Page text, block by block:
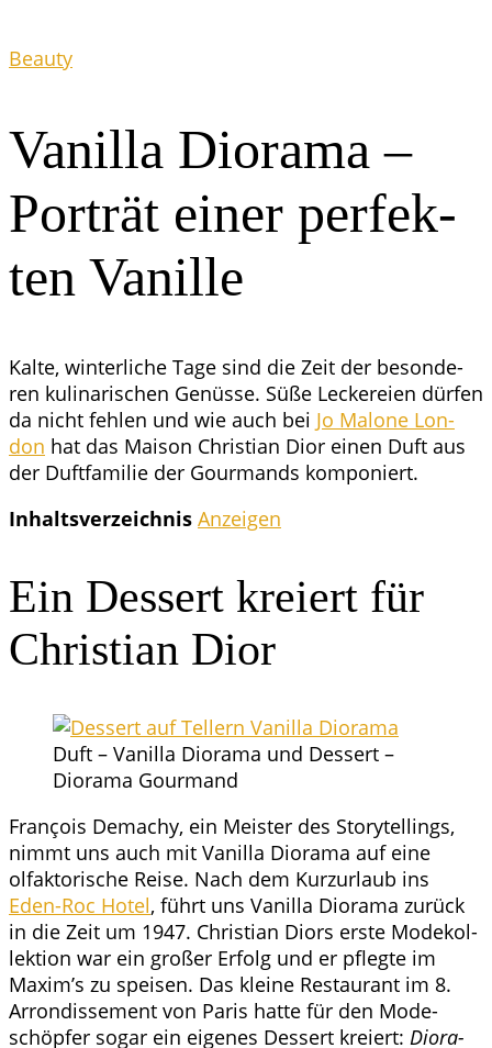
Beauty
Vanil­la Diora­ma –
Por­trät einer per­fek­
ten Vanille
Kal­te, win­ter­li­che Tage sind die Zeit der beson­de­
ren kuli­na­ri­schen Genüs­se. Süße Lecke­rei­en dür­fen
da nicht feh­len und wie auch bei Jo Mal­o­ne Lon­
don hat das Mai­son Chris­ti­an Dior einen Duft aus
der Duft­fa­mi­lie der Gour­mands komponiert.
Inhalts­ver­zeich­nis Anzei­gen
Ein Des­sert kre­iert für
Chris­ti­an Dior
Duft – Vanil­la Diora­ma und Des­sert –
Diora­ma Gourmand
Fran­çois Demachy, ein Meis­ter des Sto­rytel­lings,
nimmt uns auch mit Vanil­la Diora­ma auf eine
olfak­to­ri­sche Rei­se. Nach dem Kurz­ur­laub ins
Eden-Roc Hotel, führt uns Vanil­la Diora­ma zurück
in die Zeit um 1947. Chris­ti­an Diors ers­te Mode­kol­
lek­ti­on war ein gro­ßer Erfolg und er pfleg­te im
Maxim’s zu spei­sen. Das klei­ne Restau­rant im 8.
Arron­dis­se­ment von Paris hat­te für den Mode­
schöp­fer sogar ein eige­nes Des­sert kre­iert: Diora­